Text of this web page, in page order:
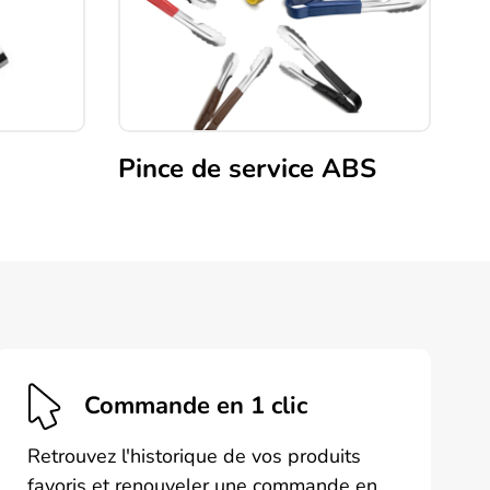
Pince de service ABS
être
choisies
sur
Commande en 1 clic
Retrouvez l'historique de vos produits